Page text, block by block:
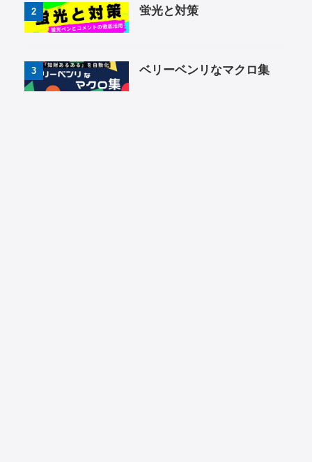
2 蛍光と対策
3 ベリーベンリなマクロ集